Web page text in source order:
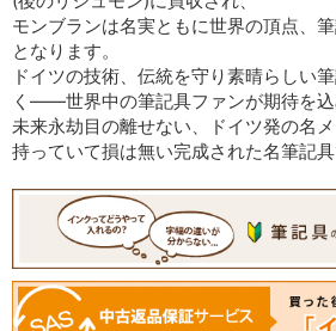
モンブランは名実ともに世界の頂点、
となります。
ドイツの技術、伝統を守り素晴らしい
く――世界中の筆記具ファンが期待を込
未来永劫目の離せない、ドイツ発の名メ
持っていて損は無い完成された名筆記具